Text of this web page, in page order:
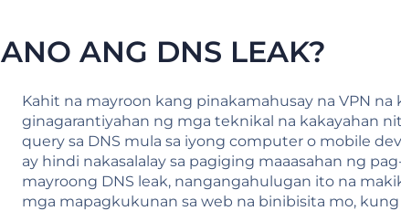
ANO ANG DNS LEAK?
Kahit na mayroon kang pinakamahusay na VPN na
ginagarantiyahan ng mga teknikal na kakayahan
query sa DNS mula sa iyong computer o mobile
ay hindi nakasalalay sa pagiging maaasahan ng
mayroong DNS leak, nangangahulugan ito na
mga mapagkukunan sa web na binibisita mo,